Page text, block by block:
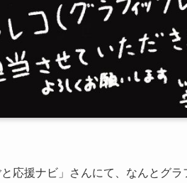
応援ナビ」さんにて、なんとグ